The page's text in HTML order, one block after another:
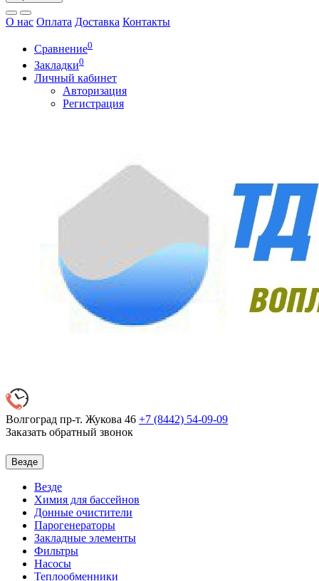
О нас Оплата Доставка Контакты
Сравнение0
Закладки0
Личный кабинет
Авторизация
Регистрация
Волгоград пр-т. Жукова 46 +7 (8442) 54-09-09
Заказать обратный звонок
Везде
Везде
Химия для бассейнов
Донные очистители
Парогенераторы
Закладные элементы
Фильтры
Насосы
Теплообменники